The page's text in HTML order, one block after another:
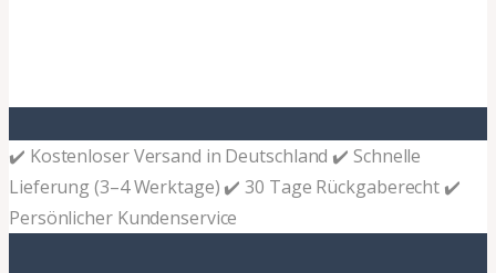
✔️ Kostenloser Versand in Deutschland ✔️ Schnelle
Lieferung (3–4 Werktage) ✔️ 30 Tage Rückgaberecht ✔️
Persönlicher Kundenservice